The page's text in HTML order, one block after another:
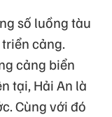
số luồng tàu
cảng.
cảng biển
tại, Hải An là
Cùng với đó